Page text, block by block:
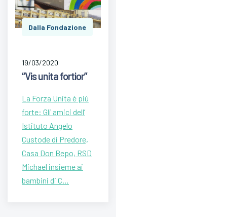
Dalla Fondazione
19/03/2020
“Vis unita fortior”
La Forza Unita è più
forte: Gli amici dell’
Istituto Angelo
Custode di Predore,
Casa Don Bepo, RSD
Michael insieme ai
bambini di C…